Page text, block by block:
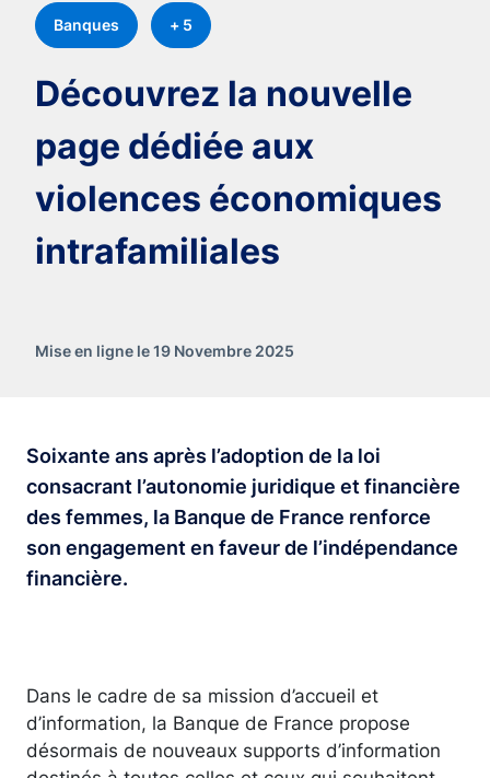
Banques + 5
Découvrez la nouvelle
page dédiée aux
violences économiques
intrafamiliales
Mise en ligne le 19 Novembre 2025
Soixante ans après l’adoption de la loi
consacrant l’autonomie juridique et financière
des femmes, la Banque de France renforce
son engagement en faveur de l’indépendance
financière.
Dans le cadre de sa mission d’accueil et
d’information, la Banque de France propose
désormais de nouveaux supports d’information